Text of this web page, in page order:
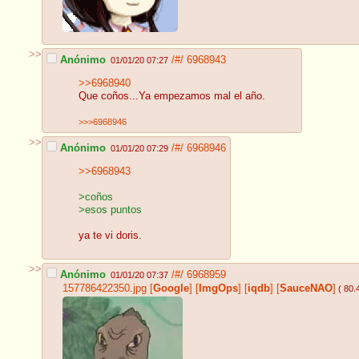
>> Anónimo 01/01/20 07:27 /#/ 6968943
>>6968940
Que coños...Ya empezamos mal el año.
>>>6968946
>> Anónimo 01/01/20 07:29 /#/ 6968946
>>6968943
>coños
>esos puntos
ya te vi doris.
>> Anónimo 01/01/20 07:37 /#/ 6968959
157786422350.jpg [Google] [ ImgOps] [iqdb] [SauceNAO] (